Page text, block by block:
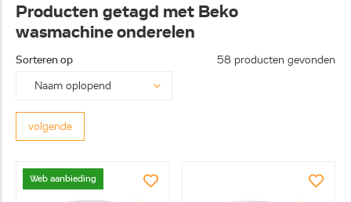
Producten getagd met Beko
wasmachine onderelen
Sorteren op 58 producten gevonden
volgende
Web aanbieding